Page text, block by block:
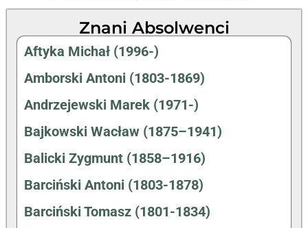
Znani Absolwenci
Aftyka Michał (1996-)
Amborski Antoni (1803-1869)
Andrzejewski Marek (1971-)
Bajkowski Wacław (1875–1941)
Balicki Zygmunt (1858–1916)
Barciński Antoni (1803-1878)
Barciński Tomasz (1801-1834)